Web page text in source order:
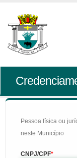
Pessoa física ou
neste Município
CNPJ/CPF